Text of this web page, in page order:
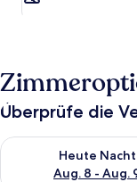
Überprüfe die
Heute Nacht
Aug. 8 - Aug.
Überprüfe die